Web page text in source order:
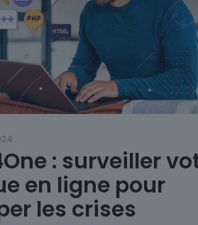
: surveiller
en ligne pour
les crises